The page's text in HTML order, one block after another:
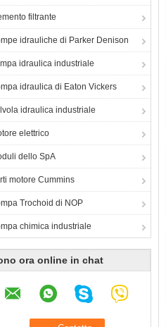
filtrante
idrauliche di Parker Denison
idraulica industriale
idraulica di Eaton Vickers
idraulica industriale
elettrico
dello SpA
motore Cummins
Trochoid di NOP
chimica industriale
ora online in chat